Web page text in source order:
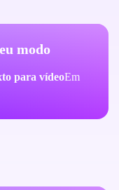
modo
para vídeoEm